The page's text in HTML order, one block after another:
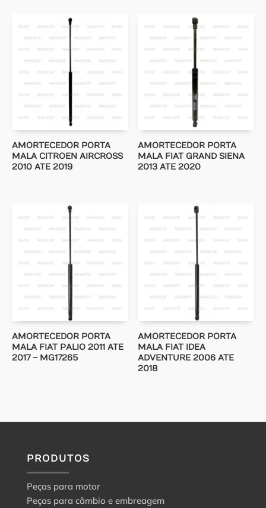
AMORTECEDOR PORTA
MALA CITROEN AIRCROSS
2010 ATE 2019
AMORTECEDOR PORTA
MALA FIAT GRAND SIENA
2013 ATE 2020
AMORTECEDOR PORTA
MALA FIAT PALIO 2011 ATE
2017 – MG17265
AMORTECEDOR PORTA
MALA FIAT IDEA
ADVENTURE 2006 ATE
2018
PRODUTOS
Peças para motor
Peças para câmbio e embreagem